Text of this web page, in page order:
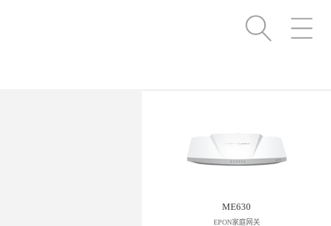
ME630
EPON家庭网关